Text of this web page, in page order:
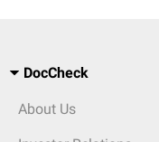
DocCheck
About Us